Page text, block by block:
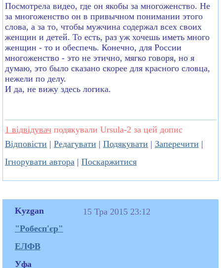
Посмотрела видео, где он якобы за многоженство. Не
за многоженство он в привычном понимании этого
слова, а за то, чтобы мужчина содержал всех своих
женщин и детей. То есть, раз уж хочешь иметь много
женщин - то и обеспечь. Конечно, для России
многоженство - это не этично, мягко говоря, но я
думаю, это было сказано скорее для красного словца,
нежели по делу.
И да, не вижу здесь логика.
1 відвідувач подякували Ursula-2 за цей допис
Відповісти | Редагувати | Подякувати | Заперечити |
Ігнорувати автора | Поскаржитися
Kyzgan
"Робесп'єр"
ЕЛФВ
Уфа
15 Тра 2015 23:12